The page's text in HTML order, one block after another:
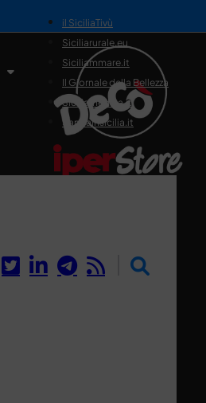
il SiciliaTivù
Siciliarurale.eu
Siciliammare.it
Il Giornale della Bellezza
Siciliamedica.it
Sanitainsicilia.it